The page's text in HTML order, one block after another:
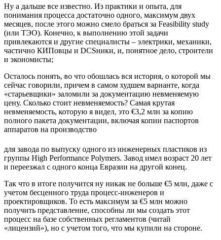
Ну а дальше все известно. Из практики и опыта, для
понимания процесса достаточно одного, максимум двух
месяцев, после этого можно смело браться за Feasibility study
(или ТЭО). Конечно, к выполнению этой задачи
привлекаются и другие специалисты – электрики, механики,
частично КИПовцы и DCSники, и, понятное дело, строители
и экономисты;
Осталось понять, во что обошлась вся история, о которой мы
сейчас говорили, причем в самом худшем варианте, когда
«старьевщики» заломили за документацию невменяемую
цену. Сколько стоит невменяемость? Самая крутая
невменяемость, которую я видел, это €3,2 млн за копию
полного пакета документации, включая копии паспортов
аппаратов на производство
для завода по выпуску одного из инженерных пластиков из
группы High Performance Polymers. Завод имел возраст 20 лет
и переезжал с одного конца Евразии на другой конец.
Так что в итоге получится ну никак не больше €5 млн, даже с
учетом бесценного труда процесс-инженеров и
проектировщиков. То есть максимум за €5 млн можно
получить представление, способны ли мы создать этот
процесс на базе собственных регламентов (читай
«лицензий»), но с учетом того, что мы купили на стороне.